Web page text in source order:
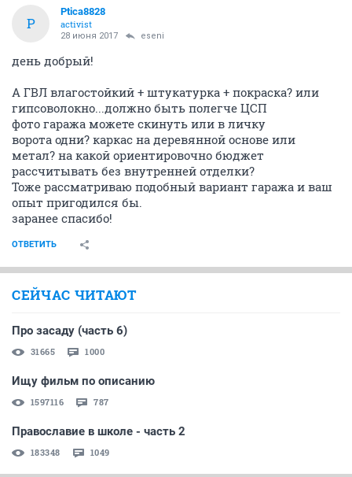
P
Ptica8828
activist
28 июня 2017 eseni
день добрый!
А ГВЛ влагостойкий + штукатурка + покраска? или
гипсоволокно...должно быть полегче ЦСП
фото гаража можете скинуть или в личку
ворота одни? каркас на деревянной основе или
метал? на какой ориентировочно бюджет
рассчитывать без внутренней отделки?
Тоже рассматриваю подобный вариант гаража и ваш
опыт пригодился бы.
заранее спасибо!
ОТВЕТИТЬ
СЕЙЧАС ЧИТАЮТ
Про засаду (часть 6)
31665 1000
Ищу фильм по описанию
1597116 787
Православие в школе - часть 2
183348 1049